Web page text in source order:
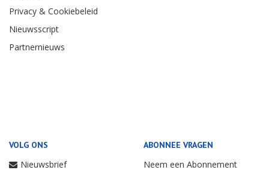
Privacy & Cookiebeleid
Nieuwsscript
Partnernieuws
VOLG ONS
Nieuwsbrief
ABONNEE VRAGEN
Neem een Abonnement